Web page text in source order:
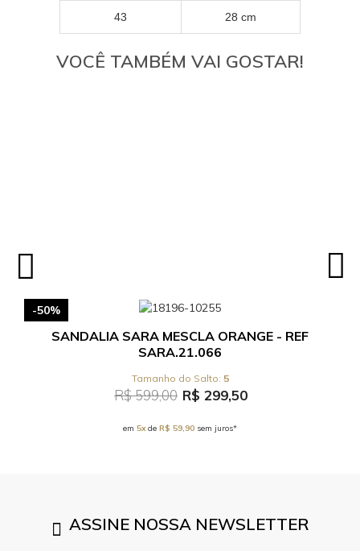
43 28 cm
VOCÊ TAMBÉM VAI GOSTAR!
-50%
SANDALIA SARA MESCLA ORANGE - REF
SARA.21.066
5
R$ 599,00 R$ 299,50
em 5xde R$ 59,90 sem juros*
ASSINE NOSSA NEWSLETTER